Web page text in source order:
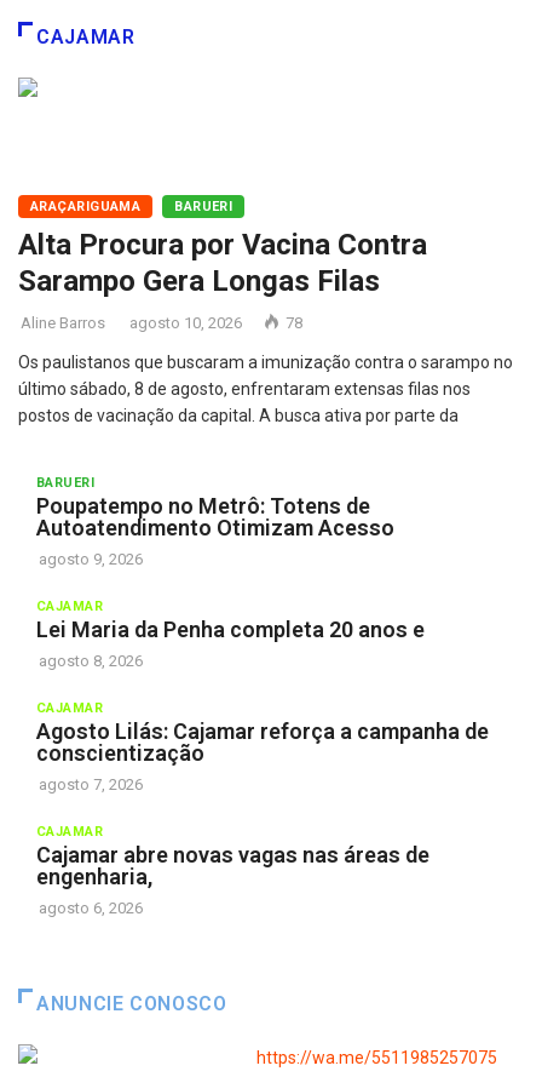
CAJAMAR
ARAÇARIGUAMA BARUERI
Alta Procura por Vacina Contra
Sarampo Gera Longas Filas
Aline Barros agosto 10, 2026 78
Os paulistanos que buscaram a imunização contra o sarampo no
último sábado, 8 de agosto, enfrentaram extensas filas nos
postos de vacinação da capital. A busca ativa por parte da
BARUERI
Poupatempo no Metrô: Totens de
Autoatendimento Otimizam Acesso
agosto 9, 2026
CAJAMAR
Lei Maria da Penha completa 20 anos e
agosto 8, 2026
CAJAMAR
Agosto Lilás: Cajamar reforça a campanha de
conscientização
agosto 7, 2026
CAJAMAR
Cajamar abre novas vagas nas áreas de
engenharia,
agosto 6, 2026
ANUNCIE CONOSCO